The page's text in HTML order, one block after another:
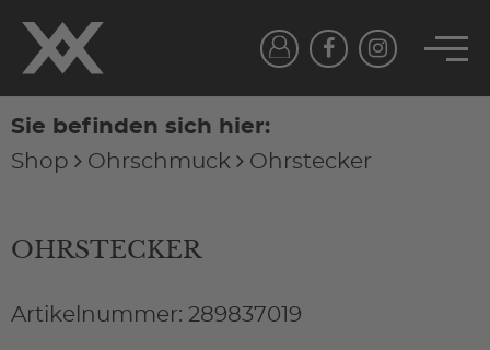
Sie befinden sich hier:
Shop
Ohrschmuck Ohrstecker
OHRSTECKER
Artikelnummer: 289837019